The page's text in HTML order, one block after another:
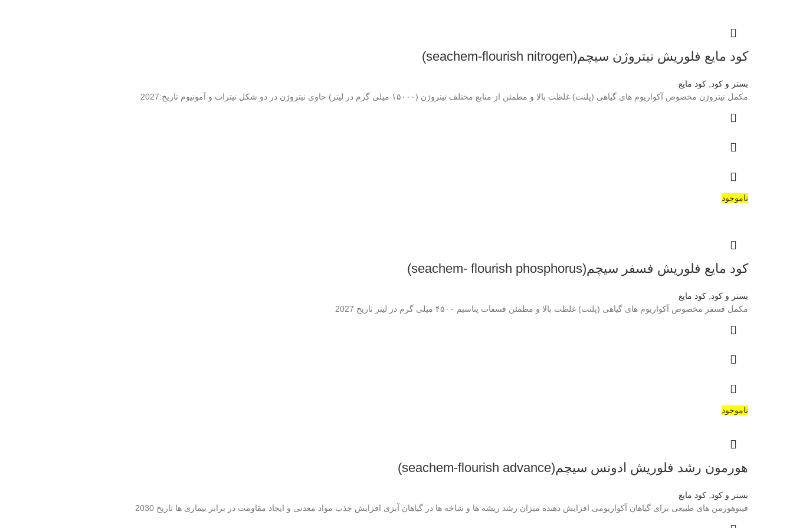
کود مایع فلوریش نیتروژن سیچم(seachem-flourish nitrogen)
بستر و کود
کود مایع
مکمل نیتروژن مخصوص آکواریوم های گیاهی (پلنت) غلظت بالا و مطمئن از منابع مختلف نیتروژن (۱۵۰۰۰ میلی گرم در لیتر) حاوی نیتروژن در دو شکل نیترات و آمونیوم تاریخ:2027
ناموجود
کود مایع فلوریش فسفر سیچم(seachem- flourish phosphorus)
بستر و کود
کود مایع
مکمل فسفر مخصوص آکواریوم های گیاهی (پلنت) غلظت بالا و مطمئن فسفات پتاسیم ۴۵۰۰ میلی گرم در لیتر تاریخ 2027
ناموجود
هورمون رشد فلوریش ادونس سیچم(seachem-flourish advance)
بستر و کود
کود مایع
فیتوهورمن های طبیعی برای گیاهان آکواریومی افزایش دهنده میزان رشد ریشه ها و شاخه ها در گیاهان آبزی افزایش جذب مواد معدنی و ایجاد مقاومت در برابر بیماری ها تاریخ 2030